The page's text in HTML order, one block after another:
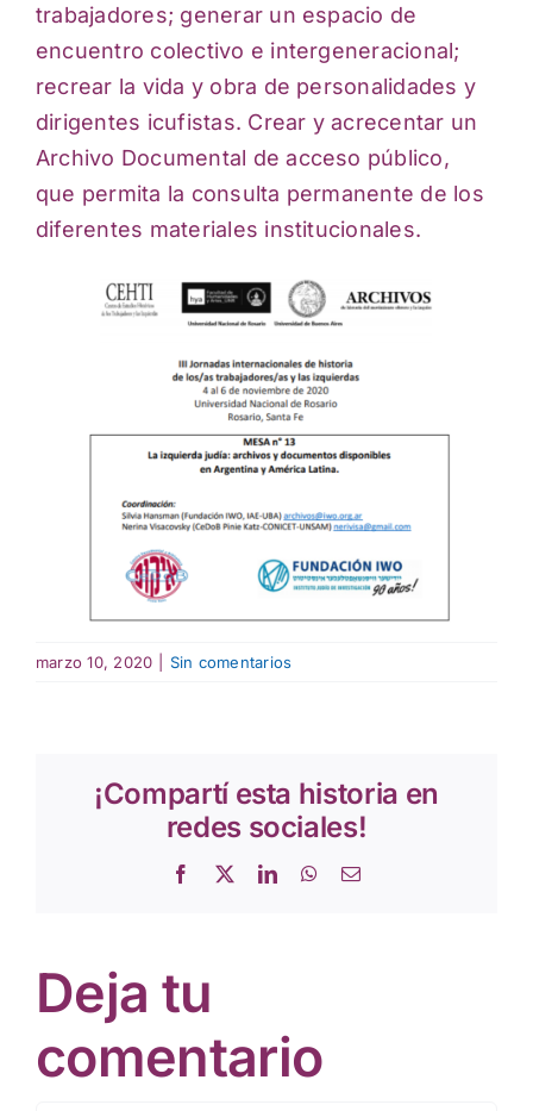
trabajadores; generar un espacio de
encuentro colectivo e intergeneracional;
recrear la vida y obra de personalidades y
dirigentes icufistas. Crear y acrecentar un
Archivo Documental de acceso público,
que permita la consulta permanente de los
diferentes materiales institucionales.
marzo 10, 2020 Sin comentarios
¡Compartí esta historia en
redes sociales!
Facebook
X LinkedInWhatsApp
Correo
Deja tu
comentario